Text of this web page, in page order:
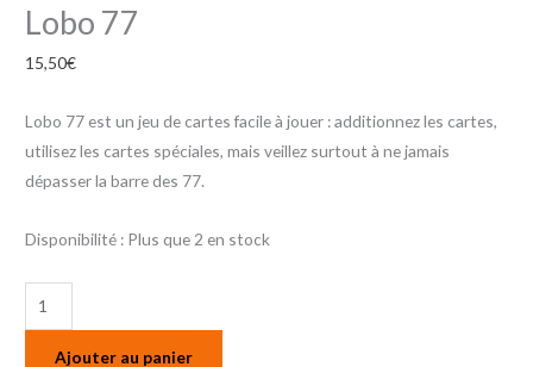
Lobo 77
15,50€
Lobo 77 est un jeu de cartes facile à jouer : additionnez les cartes,
utilisez les cartes spéciales, mais veillez surtout à ne jamais
dépasser la barre des 77.
Disponibilité : Plus que 2 en stock
Ajouter au panier